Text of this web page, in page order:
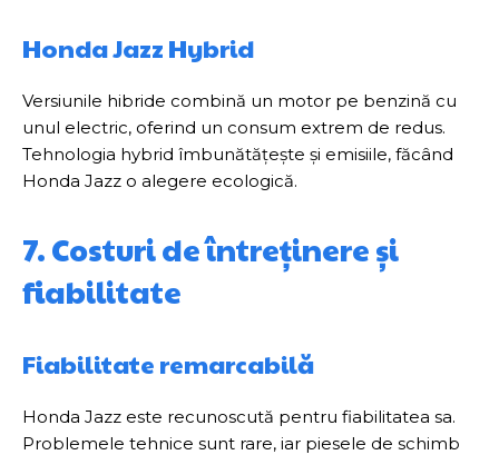
Honda Jazz Hybrid
Versiunile hibride combină un motor pe benzină cu
unul electric, oferind un consum extrem de redus.
Tehnologia hybrid îmbunătățește și emisiile, făcând
Honda Jazz o alegere ecologică.
7. Costuri de întreținere și
fiabilitate
Fiabilitate remarcabilă
Honda Jazz este recunoscută pentru fiabilitatea sa.
Problemele tehnice sunt rare, iar piesele de schimb